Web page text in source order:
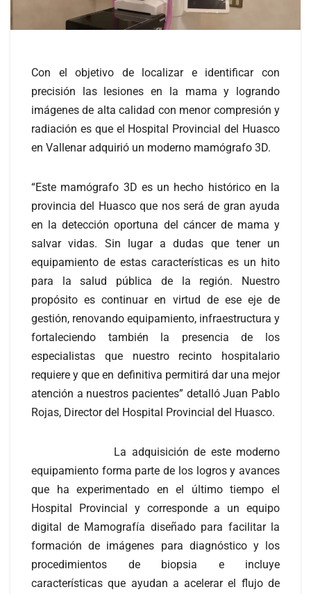
Con el objetivo de localizar e identificar con
precisión las lesiones en la mama y logrando
imágenes de alta calidad con menor compresión y
radiación es que el Hospital Provincial del Huasco
en Vallenar adquirió un moderno mamógrafo 3D.
“Este mamógrafo 3D es un hecho histórico en la
provincia del Huasco que nos será de gran ayuda
en la detección oportuna del cáncer de mama y
salvar vidas. Sin lugar a dudas que tener un
equipamiento de estas características es un hito
para la salud pública de la región. Nuestro
propósito es continuar en virtud de ese eje de
gestión, renovando equipamiento, infraestructura y
fortaleciendo también la presencia de los
especialistas que nuestro recinto hospitalario
requiere y que en definitiva permitirá dar una mejor
atención a nuestros pacientes” detalló Juan Pablo
Rojas, Director del Hospital Provincial del Huasco.
La adquisición de este moderno
equipamiento forma parte de los logros y avances
que ha experimentado en el último tiempo el
Hospital Provincial y corresponde a un equipo
digital de Mamografía diseñado para facilitar la
formación de imágenes para diagnóstico y los
procedimientos de biopsia e incluye
características que ayudan a acelerar el flujo de